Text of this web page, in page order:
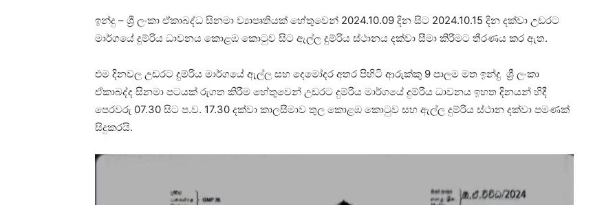
ඉන්දු – ශ්‍රී ලංකා ඒකාබද්ධ සිනමා ව්‍යාපෘතියක් හේතුවෙන් 2024.10.09 දින සිට 2024.10.15 දින දක්වා උඩරට
මාර්ගයේ දුම්රිය ධාවනය කොළඹ කොටුව සිට ඇල්ල දුම්රිය ස්ථානය දක්වා සීමා කිරීමට තීරණය කර ඇත.
එම දිනවල උඩරට දුම්රිය මාර්ගයේ ඇල්ල සහ දෙමෝදර අතර පිහිටි ආරුක්කු 9 පාලම මත ඉන්දු ශ්‍රී ‍ලංකා
ඒකාබද්ද සිනමා පටයක් රුගත කිරීම හේතුවෙන් උඩරට දුම්රිය මාර්ගයේ දුම්රිය ධාවනය ඉහත දිනයන් හිදී
පෙරවරු 07.30 සිට ප.ව. 17.30 දක්වා කාලසීමාව තුල කොළඹ කොටුව සහ ඇල්ල දුම්රිය ස්ථාන දක්වා පමණක්
සිදුකරයි.